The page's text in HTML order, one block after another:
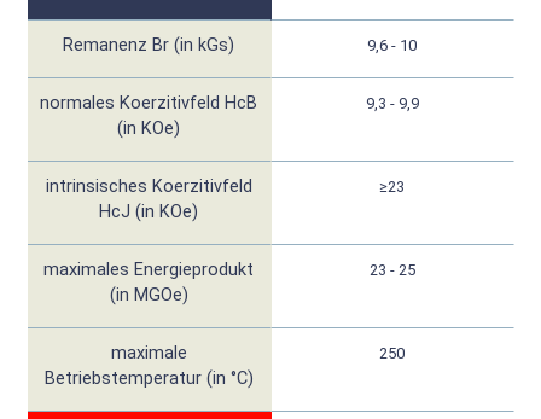
Remanenz Br (in kGs) 9,6 - 10
normales Koerzitivfeld HcB
(in KOe)
9,3 - 9,9
intrinsisches Koerzitivfeld
HcJ (in KOe)
≥23
maximales Energieprodukt
(in MGOe)
23 - 25
maximale
Betriebstemperatur (in °C)
250